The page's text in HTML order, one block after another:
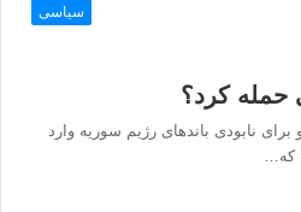
سیاسی
حمله کرد؟
نابودی باندهای رژیم سوریه وارد